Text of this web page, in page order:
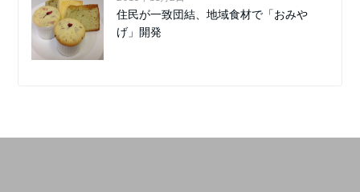
住民が一致団結、地域食材で「おみや
げ」開発